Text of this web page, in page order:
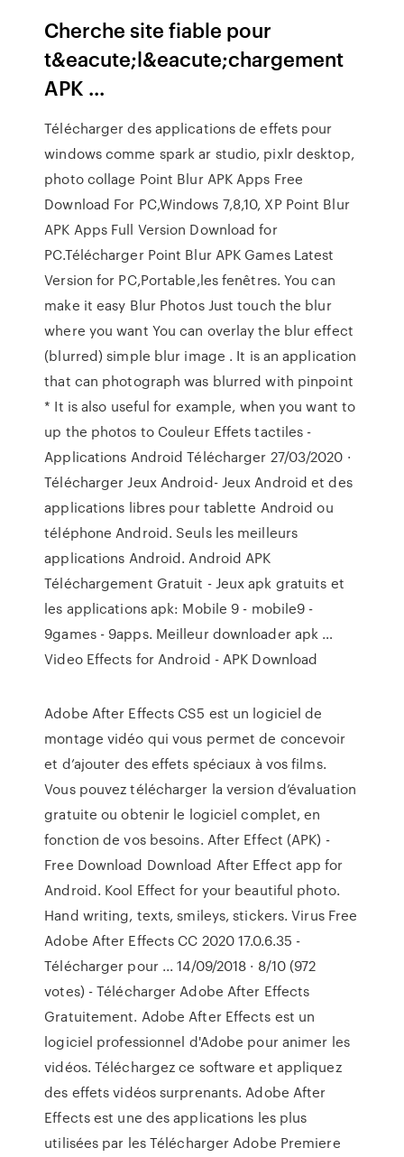
Cherche site fiable pour
t&eacute;l&eacute;chargement
APK ...
Télécharger des applications de effets pour
windows comme spark ar studio, pixlr desktop,
photo collage Point Blur APK Apps Free
Download For PC,Windows 7,8,10, XP Point Blur
APK Apps Full Version Download for
PC.Télécharger Point Blur APK Games Latest
Version for PC,Portable,les fenêtres. You can
make it easy Blur Photos Just touch the blur
where you want You can overlay the blur effect
(blurred) simple blur image . It is an application
that can photograph was blurred with pinpoint
* It is also useful for example, when you want to
up the photos to Couleur Effets tactiles -
Applications Android Télécharger 27/03/2020 ·
Télécharger Jeux Android- Jeux Android et des
applications libres pour tablette Android ou
téléphone Android. Seuls les meilleurs
applications Android. Android APK
Téléchargement Gratuit - Jeux apk gratuits et
les applications apk: Mobile 9 - mobile9 -
9games - 9apps. Meilleur downloader apk …
Video Effects for Android - APK Download
Adobe After Effects CS5 est un logiciel de
montage vidéo qui vous permet de concevoir
et d’ajouter des effets spéciaux à vos films.
Vous pouvez télécharger la version d’évaluation
gratuite ou obtenir le logiciel complet, en
fonction de vos besoins. After Effect (APK) -
Free Download Download After Effect app for
Android. Kool Effect for your beautiful photo.
Hand writing, texts, smileys, stickers. Virus Free
Adobe After Effects CC 2020 17.0.6.35 -
Télécharger pour ... 14/09/2018 · 8/10 (972
votes) - Télécharger Adobe After Effects
Gratuitement. Adobe After Effects est un
logiciel professionnel d'Adobe pour animer les
vidéos. Téléchargez ce software et appliquez
des effets vidéos surprenants. Adobe After
Effects est une des applications les plus
utilisées par les Télécharger Adobe Premiere